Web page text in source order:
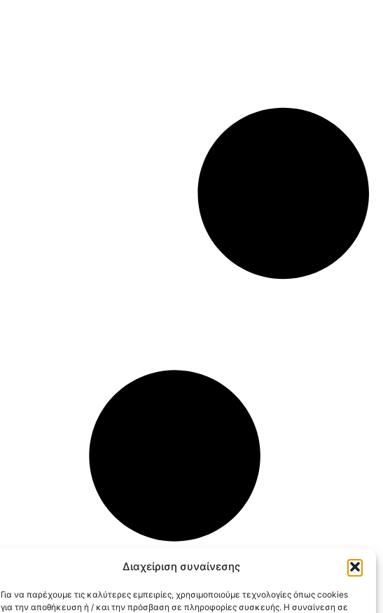
Διαχείριση συναίνεσης
Για να παρέχουμε τις καλύτερες εμπειρίες, χρησιμοποιούμε τεχνολογίες όπως cookies
για την αποθήκευση ή / και την πρόσβαση σε πληροφορίες συσκευής. Η συναίνεση σε